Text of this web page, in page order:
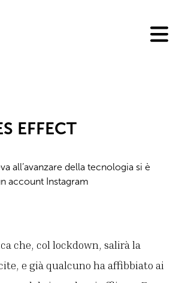
EFFECT
all’avanzare della tecnologia si è
account Instagram
che, col lockdown, salirà la
e già qualcuno ha affibbiato ai